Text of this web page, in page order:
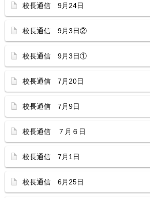
校長通信 9月24日
校長通信 9月3日②
校長通信 9月3日①
校長通信 7月20日
校長通信 7月9日
校長通信 ７月６日
校長通信 7月1日
校長通信 6月25日